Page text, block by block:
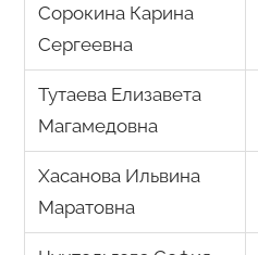
Сорокина Карина
Сергеевна
Тутаева Елизавета
Магамедовна
Хасанова Ильвина
Маратовна